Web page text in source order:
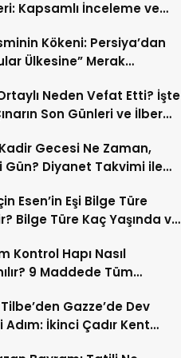
Kapsamlı İnceleme ve
Kökeni: Persiya’dan
Ülkesine” Merak
Neden Vefat Etti? İşte
Son Günleri ve İlber
Gecesi Ne Zaman,
Gün? Diyanet Takvimi ile
Esen’in Eşi Bilge Türe
Bilge Türe Kaç Yaşında ve
Kontrol Hapı Nasıl
9 Maddede Tüm
Tilbe’den Gazze’de Dev
Adım: İkinci Çadır Kent